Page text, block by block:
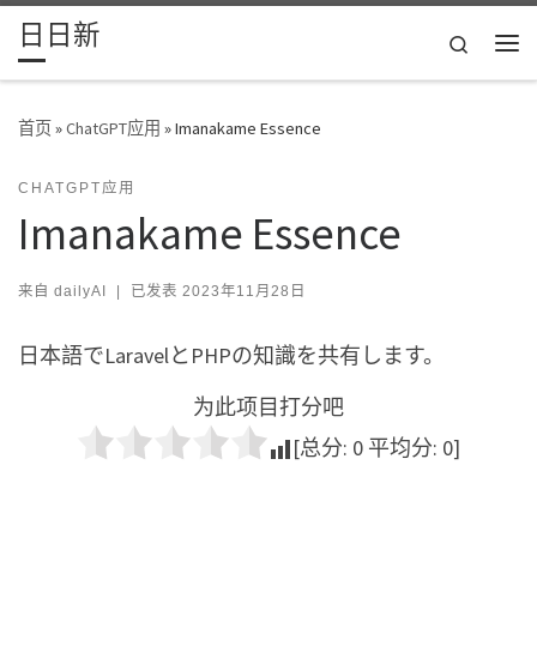
Skip to content
日日新
Search
首页»ChatGPT应用 »Imanakame Essence
CHATGPT应用
Imanakame Essence
来自 dailyAI | 已发表 2023年11月28日
日本語でLaravelとPHPの知識を共有します。
为此项目打分吧
[总分: 0 平均分: 0]